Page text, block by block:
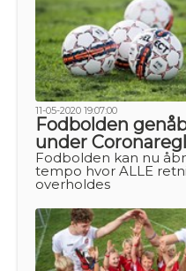
11-05-2020 19:07:00
Fodbolden
under
Fodbolden kan nu
tempo hvor ALLE
overholdes